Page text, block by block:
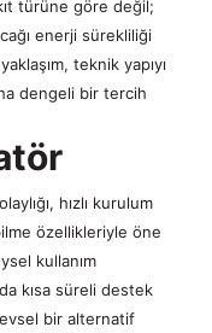
türüne göre değil;
enerji sürekliliği
teknik yapıyı
dengeli bir tercih
hızlı kurulum
özellikleriyle öne
kullanım
kısa süreli destek
bir alternatif